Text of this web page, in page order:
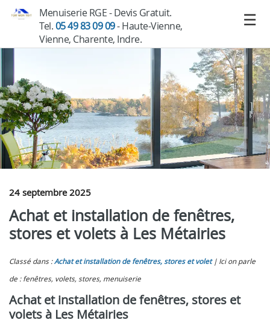
Menuiserie RGE - Devis Gratuit.
Tel.05 49 83 09 09- Haute-Vienne,
Vienne, Charente, Indre.
24 septembre 2025
Achat et installation de fenêtres,
stores et volets à Les Métairies
Classé dans :Achat et installation de fenêtres, stores et volet
Ici on parle
de : fenêtres, volets, stores, menuiserie
Achat et installation de fenêtres, stores et
volets à Les Métairies